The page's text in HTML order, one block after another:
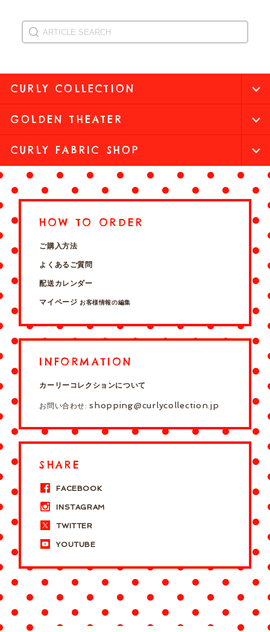
CURLY COLLECTION
GOLDEN THEATER
CURLY FABRIC SHOP
HOW TO ORDER
ご購入方法
よくあるご質問
配送カレンダー
マイページ お客様情報の編集
INFORMATION
カーリーコレクションについて
お問い合わせ:shopping@curlycollection.jp
SHARE
FACEBOOK
INSTAGRAM
TWITTER
YOUTUBE